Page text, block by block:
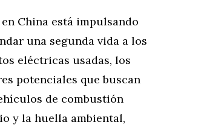
China está impulsando
una segunda vida a los
eléctricas usadas, los
potenciales que buscan
de combustión
y la huella ambiental,